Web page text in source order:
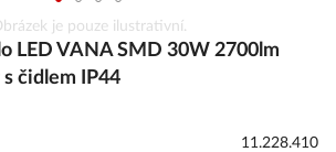
je pouze ilustrativní.
LED VANA SMD 30W 2700lm
čidlem IP44
11.228.410